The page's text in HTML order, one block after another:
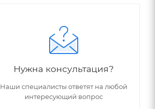
Нужна консультация?
Наши специалисты ответят на любой
интересующий вопрос